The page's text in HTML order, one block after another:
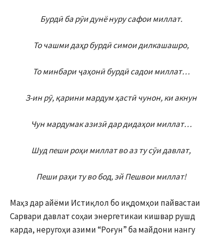
Бурдӣ ба рӯи дунё нуру сафои миллат.
То чашми даҳр бурдӣ симои дилкашашро,
То минбари ҷаҳонӣ бурдӣ садои миллат…
З-ин рӯ, қарини мардум ҳастӣ чунон, ки акнун
Чун мардумак азизӣ дар дидаҳои миллат…
Шуд пеши роҳи миллат во аз ту сӯи давлат,
Пеши раҳи ту во бод, эй Пешвои миллат!
Маҳз дар айёми Истиқлол бо иқдомҳои пайвастаи
Сарвари давлат соҳаи энергетикаи кишвар рушд
карда, неругоҳи азими “Роғун” ба майдони нангу